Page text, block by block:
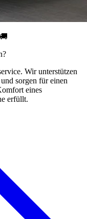
Wir unterstützen
sorgen für einen
eines
erfüllt.